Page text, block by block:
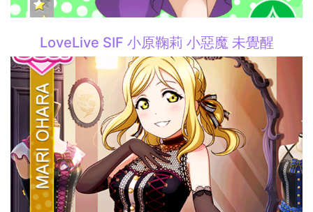
LoveLive SIF 小原鞠莉 小惡魔 未覺醒